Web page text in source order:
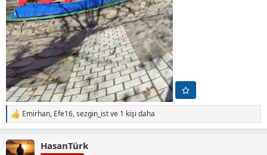
T
e
k
Emirhan, Efe16,sezgin_istve 1 kişi daha
HasanTürk